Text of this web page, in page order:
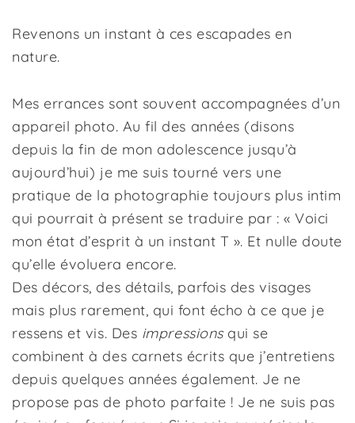
Revenons un instant à ces escapades en
nature.
Mes errances sont souvent accompagnées d’un
appareil photo. Au fil des années (disons
depuis la fin de mon adolescence jusqu’à
aujourd’hui) je me suis tourné vers une
pratique de la photographie toujours plus intim
qui pourrait à présent se traduire par : « Voici
mon état d’esprit à un instant T ». Et nulle doute
qu’elle évoluera encore.
Des décors, des détails, parfois des visages
mais plus rarement, qui font écho à ce que je
ressens et vis. Des impressions qui se
combinent à des carnets écrits que j’entretiens
depuis quelques années également. Je ne
propose pas de photo parfaite ! Je ne suis pas